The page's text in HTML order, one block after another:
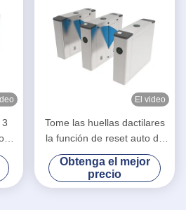
la
El video
Tome las huellas dactilares
la función de reset auto de
los sistemas de barrera de la
puerta/de la entrada de la
barrera de la aleta
Obtenga el mejor
precio